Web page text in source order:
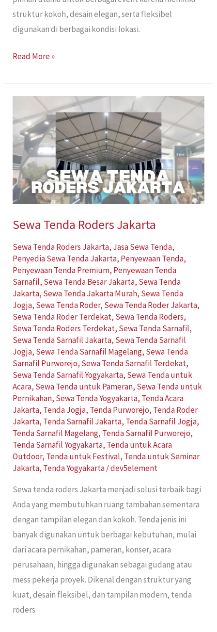
struktur kokoh, desain elegan, serta fleksibel
digunakan di berbagai kondisi lokasi.
Read More »
Sewa Tenda Roders Jakarta
Sewa Tenda Roders Jakarta, Jasa Sewa Tenda,
Penyedia Sewa Tenda Jakarta, Penyewaan Tenda,
Penyewaan Tenda Premium, Penyewaan Tenda
Sarnafil, Sewa Tenda Besar Jakarta, Sewa Tenda
Jakarta, Sewa Tenda Jakarta Murah, Sewa Tenda
Jogja, Sewa Tenda Roder, Sewa Tenda Roder Jakarta,
Sewa Tenda Roder Terdekat, Sewa Tenda Roders,
Sewa Tenda Roders Terdekat, Sewa Tenda Sarnafil,
Sewa Tenda Sarnafil Jakarta, Sewa Tenda Sarnafil
Jogja, Sewa Tenda Sarnafil Magelang, Sewa Tenda
Sarnafil Purworejo, Sewa Tenda Sarnafil Terdekat,
Sewa Tenda Sarnafil Yogyakarta, Sewa Tenda untuk
Acara, Sewa Tenda untuk Pameran, Sewa Tenda untuk
Pernikahan, Sewa Tenda Yogyakarta, Tenda Acara
Jakarta, Tenda Jogja, Tenda Purworejo, Tenda Roder
Jakarta, Tenda Sarnafil Jakarta, Tenda Sarnafil Jogja,
Tenda Sarnafil Magelang, Tenda Sarnafil Purworejo,
Tenda Sarnafil Yogyakarta, Tenda untuk Acara
Outdoor, Tenda untuk Festival, Tenda untuk Seminar
Jakarta, Tenda Yogyakarta/dev5element
Sewa tenda roders Jakarta menjadi solusi terbaik bagi
Anda yang membutuhkan ruang tambahan sementara
dengan tampilan elegan dan kokoh. Tenda jenis ini
banyak digunakan untuk berbagai kebutuhan, mulai
dari acara pernikahan, pameran, konser, acara
perusahaan, hingga digunakan sebagai gudang atau
mess pekerja proyek. Dikenal dengan struktur yang
kuat, desain fleksibel, dan tampilan modern, tenda
roders
Tenda
Roders
Jakarta